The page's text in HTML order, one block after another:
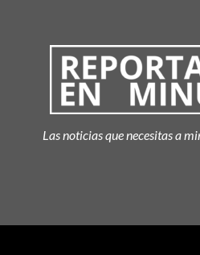
Las noticias que necesitas a